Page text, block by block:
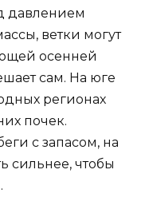
давлением
ветки могут
осенней
сам. На юге
регионах
почек.
с запасом, на
сильнее, чтобы